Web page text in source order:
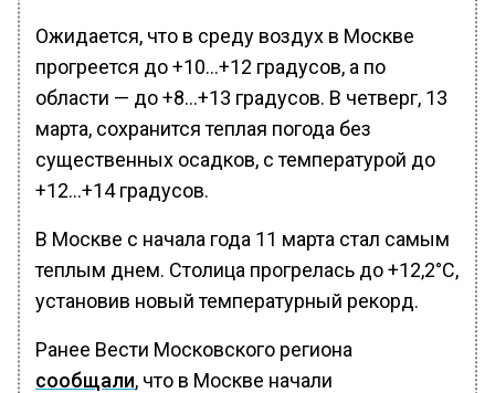
Ожидается, что в среду воздух в Москве
прогреется до +10…+12 градусов, а по
области — до +8…+13 градусов. В четверг, 13
марта, сохранится теплая погода без
существенных осадков, с температурой до
+12…+14 градусов.
В Москве с начала года 11 марта стал самым
теплым днем. Столица прогрелась до +12,2°C,
установив новый температурный рекорд.
Ранее Вести Московского региона
сообщали, что в Москве начали